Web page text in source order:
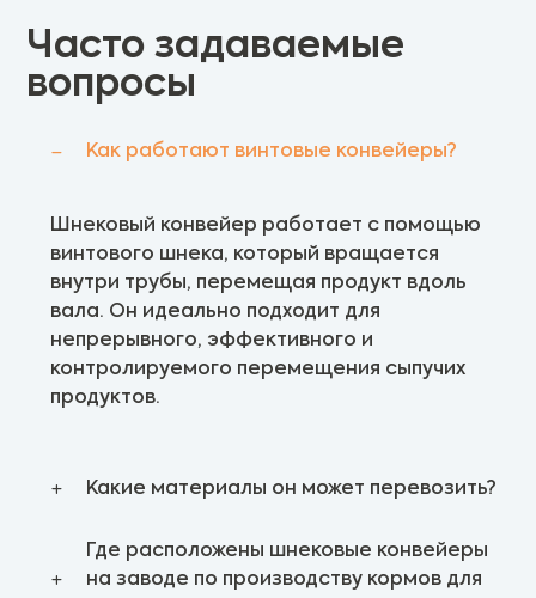
Часто задаваемые
вопросы
Как работают винтовые конвейеры?
Шнековый конвейер работает с помощью
винтового шнека, который вращается
внутри трубы, перемещая продукт вдоль
вала. Он идеально подходит для
непрерывного, эффективного и
контролируемого перемещения сыпучих
продуктов.
Какие материалы он может перевозить?
Где расположены шнековые конвейеры
на заводе по производству кормов для